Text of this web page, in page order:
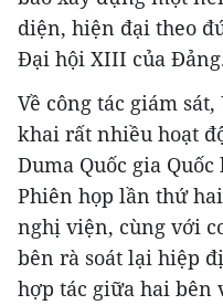
diện, hiện đại theo
Đại hội XIII của
Về công tác giám
khai rất nhiều hoạt
Duma Quốc gia
Phiên họp lần thứ
nghị viện, cùng với
bên rà soát lại hiệp
hợp tác giữa hai bên